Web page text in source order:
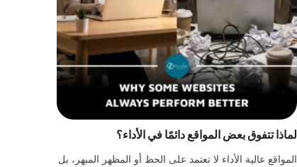
لماذا تتفوق بعض المواقع دائمًا في الأداء؟
المواقع عالية الأداء لا تعتمد على الحظ أو المظهر المبهر، بل